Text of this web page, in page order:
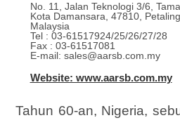
No. 11, Jalan Teknologi 3/6,
Kota Damansara, 47810,
Malaysia
Tel : 03-61517924/25/26/27/28
Fax : 03-61517081
E-mail: sales@aarsb.com.my
Website: www.aarsb.com.my
Tahun 60-an, Nigeria,